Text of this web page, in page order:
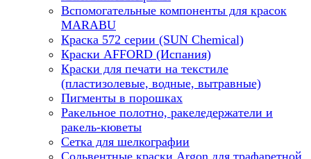
Вспомогательные компоненты для красок
MARABU
Краска 572 серии (SUN Chemical)
Краски AFFORD (Испания)
Краски для печати на текстиле
(пластизолевые, водные, вытравные)
Пигменты в порошках
Ракельное полотно, ракеледержатели и
ракель-кюветы
Сетка для шелкографии
Сольвентные краски Argon для трафаретной